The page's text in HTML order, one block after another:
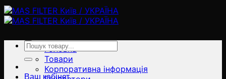
Головна
Товари
Корпоративна інформація
Ara:
Ваш кабінет